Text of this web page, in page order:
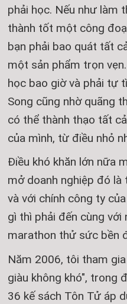
phải học. Nếu như làm
thành tốt một công
bạn phải bao quát tất
một sản phẩm trọn
học bao giờ và phải tự
Song cũng nhờ quãng
có thể thành thạo tất
của mình, từ điều nhỏ
Điều khó khăn lớn nữa
mở doanh nghiệp đó là
và với chính công ty
gì thì phải đến cùng
marathon thử sức bền
Năm 2006, tôi tham
giàu không khó", trong
36 kế sách Tôn Tử áp